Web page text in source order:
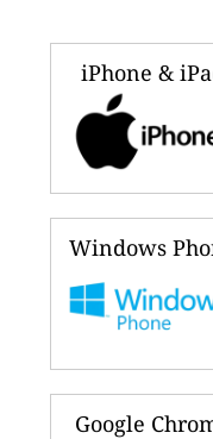
iPhone &
Windows
Google